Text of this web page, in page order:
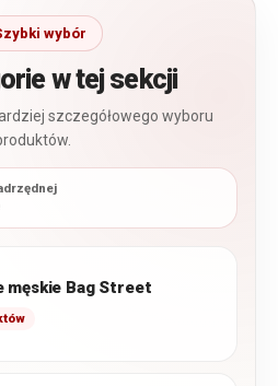
wybór
w tej sekcji
szczegółowego wyboru
męskie Bag Street